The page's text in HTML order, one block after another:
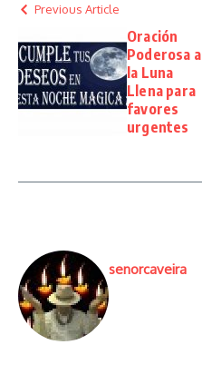
Previous Article
Oración
Poderosa a
la Luna
Llena para
favores
urgentes
senorcaveira